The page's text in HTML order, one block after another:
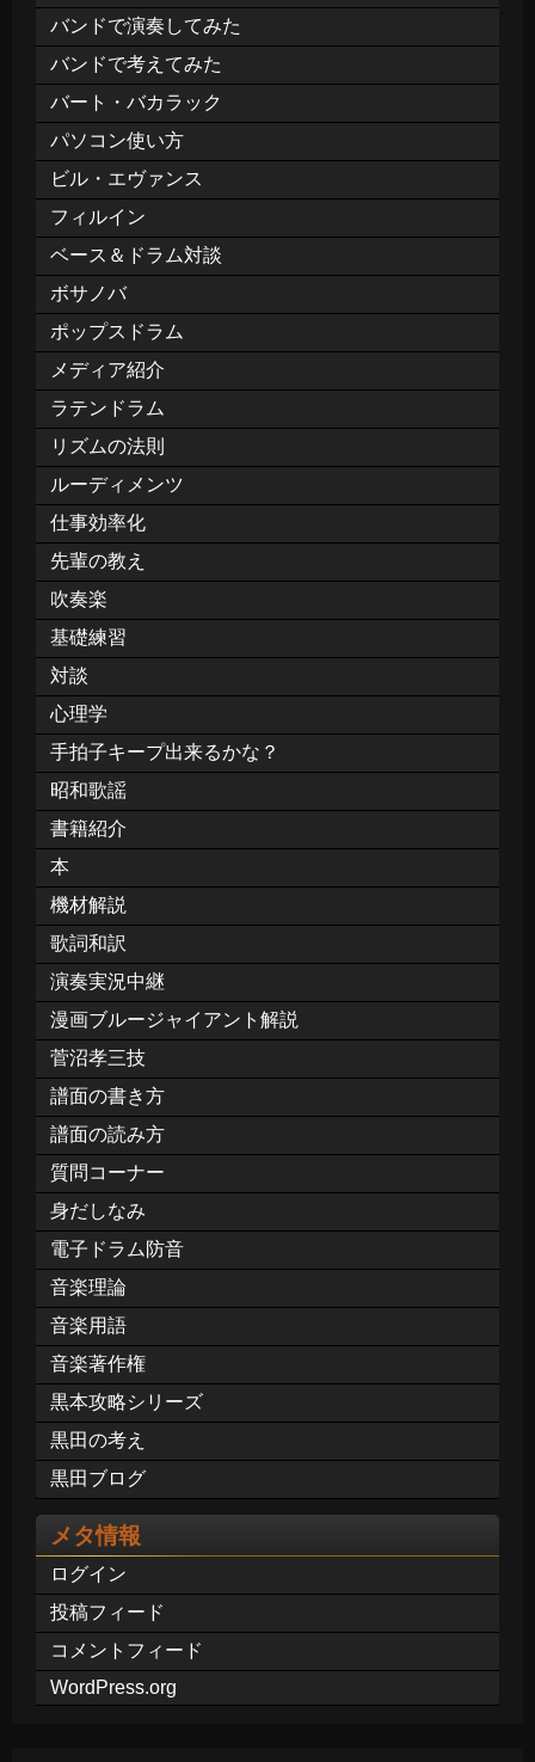
バンドで演奏してみた
バンドで考えてみた
バート・バカラック
パソコン使い方
ビル・エヴァンス
フィルイン
ベース＆ドラム対談
ボサノバ
ポップスドラム
メディア紹介
ラテンドラム
リズムの法則
ルーディメンツ
仕事効率化
先輩の教え
吹奏楽
基礎練習
対談
心理学
手拍子キープ出来るかな？
昭和歌謡
書籍紹介
本
機材解説
歌詞和訳
演奏実況中継
漫画ブルージャイアント解説
菅沼孝三技
譜面の書き方
譜面の読み方
質問コーナー
身だしなみ
電子ドラム防音
音楽理論
音楽用語
音楽著作権
黒本攻略シリーズ
黒田の考え
黒田ブログ
メタ情報
ログイン
投稿フィード
コメントフィード
WordPress.org